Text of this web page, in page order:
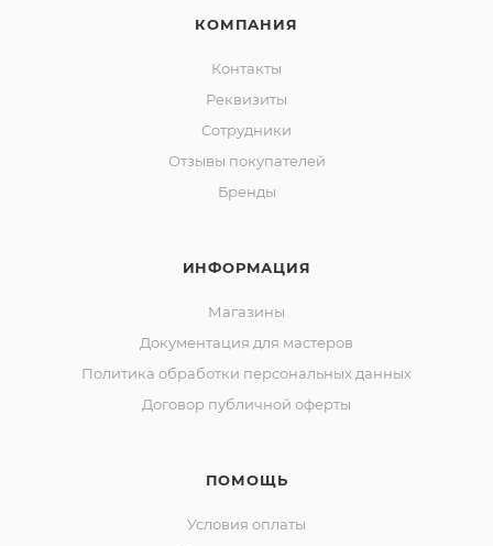
КОМПАНИЯ
Контакты
Реквизиты
Сотрудники
Отзывы покупателей
Бренды
ИНФОРМАЦИЯ
Магазины
Документация для мастеров
Политика обработки персональных данных
Договор публичной оферты
ПОМОЩЬ
Условия оплаты